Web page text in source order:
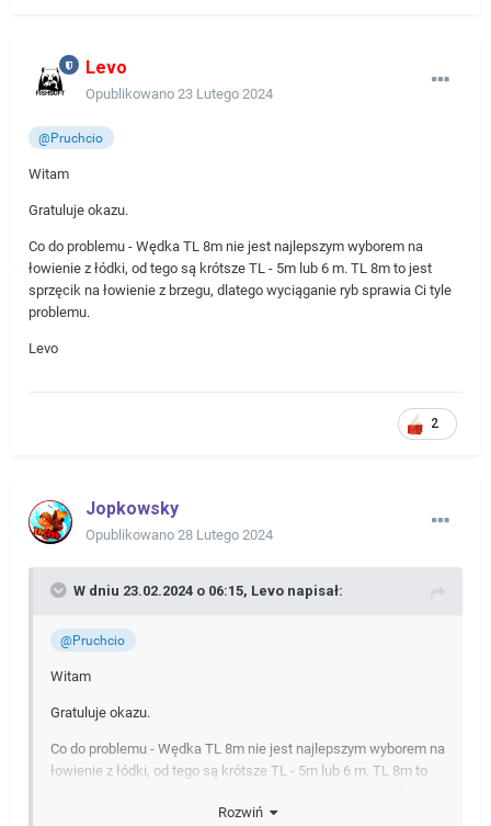
Levo
Opublikowano 23 Lutego 2024
@Pruchcio
Witam
Gratuluje okazu.
Co do problemu - Wędka TL 8m nie jest najlepszym wyborem na
łowienie z łódki, od tego są krótsze TL - 5m lub 6 m. TL 8m to jest
sprzęcik na łowienie z brzegu, dlatego wyciąganie ryb sprawia Ci tyle
problemu.
Levo
2
Jopkowsky
Opublikowano 28 Lutego 2024
W dniu 23.02.2024 o 06:15, Levo napisał:
@Pruchcio
Witam
Gratuluje okazu.
Co do problemu - Wędka TL 8m nie jest najlepszym wyborem na
łowienie z łódki, od tego są krótsze TL - 5m lub 6 m. TL 8m to
Rozwiń